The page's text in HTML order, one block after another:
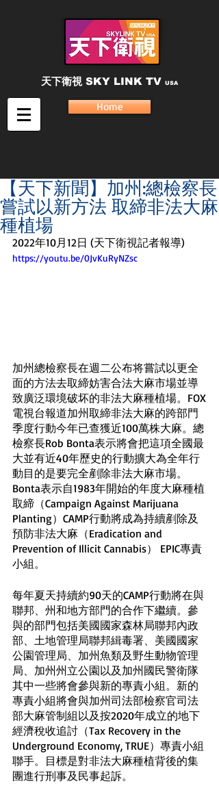
天下衛視 SKY LINK TV USA
Home
【天下新聞】加州:總檢察長
嘗試以新方法 取締非法大麻
種植場
2022年10月12日 (天下衛視記者報導)
https://youtu.be/0JvKuRyNZsc
加州總檢察長在週二公布将嘗試以更全
面的方法去取締妨害合法大麻市場並導
致廣泛環境破坏的非法大麻種植場。FOX
電視台報道加州取締非法大麻的跨部門
季度行動今年已查獲近100萬株大麻。總
檢察長Rob Bonta表示將會把這項全國最
大並有近40年歷史的行動擴大為全年行
動目的是要完全剷除非法大麻市場。
Bonta表示自1983年開始的年度大麻種植
取締（Campaign Against Marijuana
Planting）CAMP行動將成為持續剷除及
預防非法大麻（Eradication and
Prevention of Illicit Cannabis） EPIC專責
小組。
每年夏天持續約90天的CAMP行動將在與
聯邦、州和地方部門的合作下繼續。參
與的部門包括美國國家森林局聯邦內政
部、土地管理局聯邦緝毒署、美國國家
公園管理局、加州魚類及野生動物管理
局、加州州立公園以及加州國民警衛隊
其中一些將會參與新的專責小組。新的
專責小組將會與加州司法部檢察官司法
部大麻管制組以及按2020年成立的地下
經濟稅收追討（Tax Recovery in the
Underground Economy, TRUE）專責小組
聯手。目標是對非法大麻種植背後的集
團進行刑事及民事起訴。